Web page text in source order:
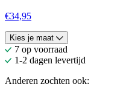
€34,95
Kies je maat
7 op voorraad
1-2 dagen levertijd
Anderen zochten ook: